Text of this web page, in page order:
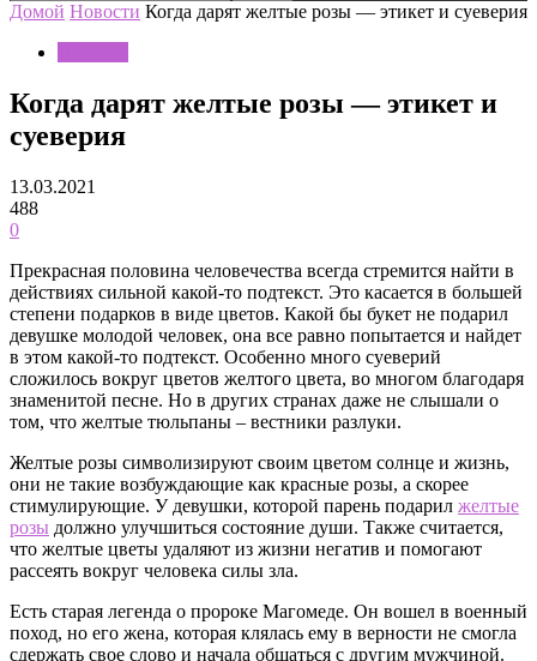
Домой Новости Когда дарят желтые розы — этикет и суеверия
Когда дарят желтые розы — этикет и
суеверия
13.03.2021
488
0
Прекрасная половина человечества всегда стремится найти в
действиях сильной какой-то подтекст. Это касается в большей
степени подарков в виде цветов. Какой бы букет не подарил
девушке молодой человек, она все равно попытается и найдет
в этом какой-то подтекст. Особенно много суеверий
сложилось вокруг цветов желтого цвета, во многом благодаря
знаменитой песне. Но в других странах даже не слышали о
том, что желтые тюльпаны – вестники разлуки.
Желтые розы символизируют своим цветом солнце и жизнь,
они не такие возбуждающие как красные розы, а скорее
стимулирующие. У девушки, которой парень подарил желтые
розы должно улучшиться состояние души. Также считается,
что желтые цветы удаляют из жизни негатив и помогают
рассеять вокруг человека силы зла.
Есть старая легенда о пророке Магомеде. Он вошел в военный
поход, но его жена, которая клялась ему в верности не смогла
сдержать свое слово и начала общаться с другим мужчиной.